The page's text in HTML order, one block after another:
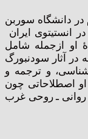
دین اسلام در دانشگاه سوربن
انستیتوی ایران
او ازجمله شامل
در آثار سودنبورگ
و ترجمه و
اصطلاحاتی چون
روانی ـ روحی غرب